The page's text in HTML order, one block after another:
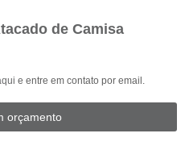
de Camisa
e entre em contato por email.
orçamento